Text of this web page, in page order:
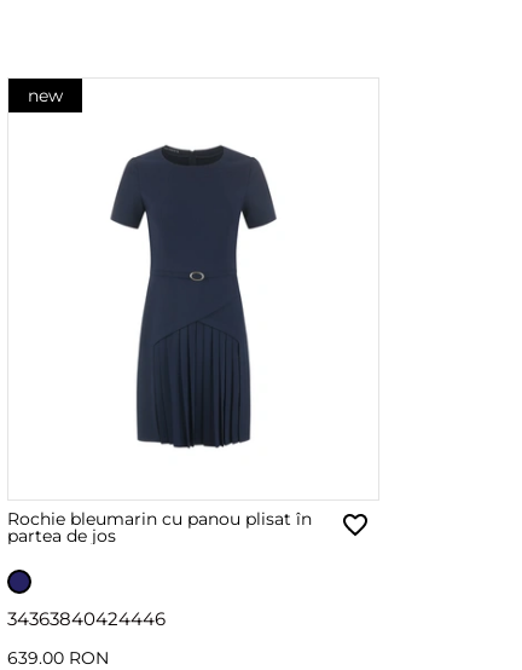
new
Rochie bleumarin cu panou plisat în
partea de jos
34363840424446
639.00 RON